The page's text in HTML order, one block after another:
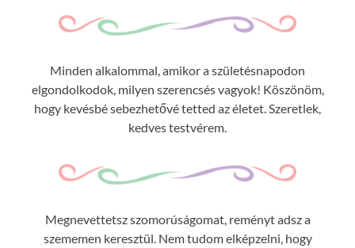
Minden alkalommal, amikor a születésnapodon
elgondolkodok, milyen szerencsés vagyok! Köszönöm,
hogy kevésbé sebezhetővé tetted az életet. Szeretlek,
kedves testvérem.
Megnevettetsz szomorúságomat, reményt adsz a
szememen keresztül. Nem tudom elképzelni, hogy